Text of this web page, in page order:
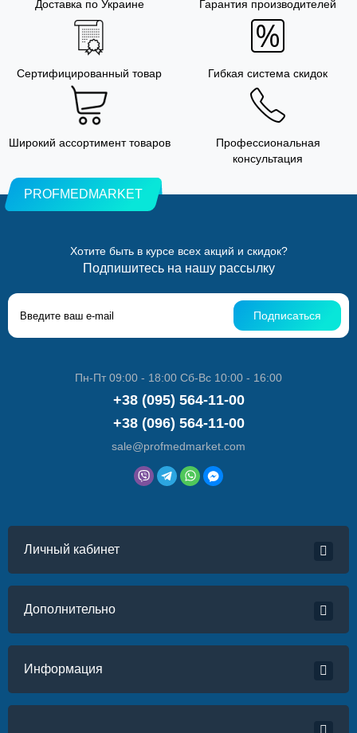
Доставка по Украине Гарантия производителей
Сертифицированный товар Гибкая система скидок
Широкий ассортимент товаров
Профессиональная
консультация
PROFMEDMARKET
Хотите быть в курсе всех акций и скидок?
Подпишитесь на нашу рассылку
Подписаться
Пн-Пт 09:00 - 18:00 Сб-Вс 10:00 - 16:00
+38 (095) 564-11-00
+38 (096) 564-11-00
sale@profmedmarket.com
Личный кабинет
Дополнительно
Информация